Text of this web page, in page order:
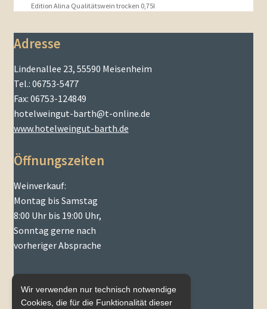
Edition Alina Qualitätswein trocken 0,75l
Adresse
Lindenallee 23, 55590 Meisenheim
Tel.: 06753-5477
Fax: 06753-124849
hotelweingut-barth@t-online.de
www.hotelweingut-barth.de
Öffnungszeiten
Weinverkauf:
Montag bis Samstag
8:00 Uhr bis 19:00 Uhr,
Sonntag gerne nach
vorheriger Absprache
Wir verwenden nur technisch notwendige
Cookies, die für die Funktionalität dieser